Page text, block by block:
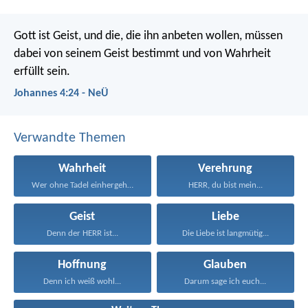
Gott ist Geist, und die, die ihn anbeten wollen, müssen
dabei von seinem Geist bestimmt und von Wahrheit
erfüllt sein.
Johannes 4:24 - NeÜ
Verwandte Themen
Wahrheit
Wer ohne Tadel einhergeht...
Verehrung
HERR, du bist mein...
Geist
Denn der HERR ist...
Liebe
Die Liebe ist langmütig...
Hoffnung
Denn ich weiß wohl...
Glauben
Darum sage ich euch...